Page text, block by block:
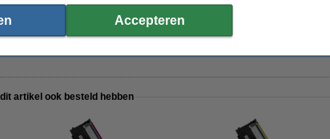
huismerk) te nemen i.p.v. de HP-uitvoering.
artikel ook besteld hebben
Accepteren